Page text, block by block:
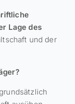
Lage des
und der